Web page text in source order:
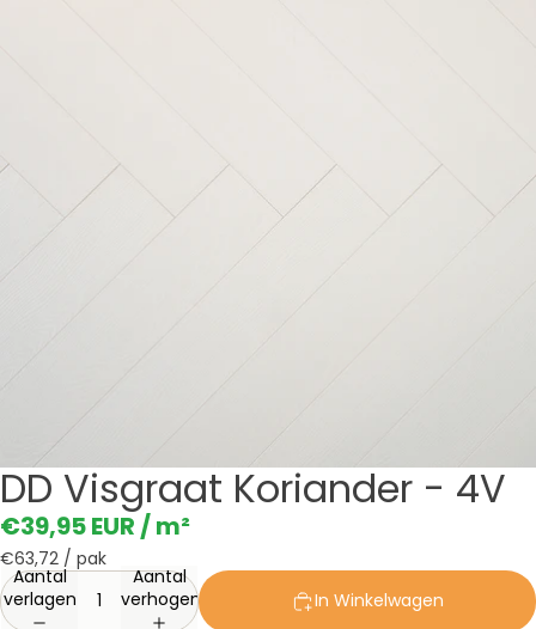
DD Visgraat Koriander - 4V
€39,95 EUR / m²
€63,72 / pak
Aantal
verlagen
Aantal
verhogen
In Winkelwagen